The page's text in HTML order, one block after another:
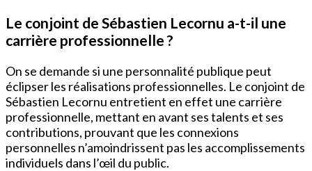
Le conjoint de Sébastien Lecornu a-t-il une
carrière professionnelle ?
On se demande si une personnalité publique peut
éclipser les réalisations professionnelles. Le conjoint de
Sébastien Lecornu entretient en effet une carrière
professionnelle, mettant en avant ses talents et ses
contributions, prouvant que les connexions
personnelles n’amoindrissent pas les accomplissements
individuels dans l’œil du public.